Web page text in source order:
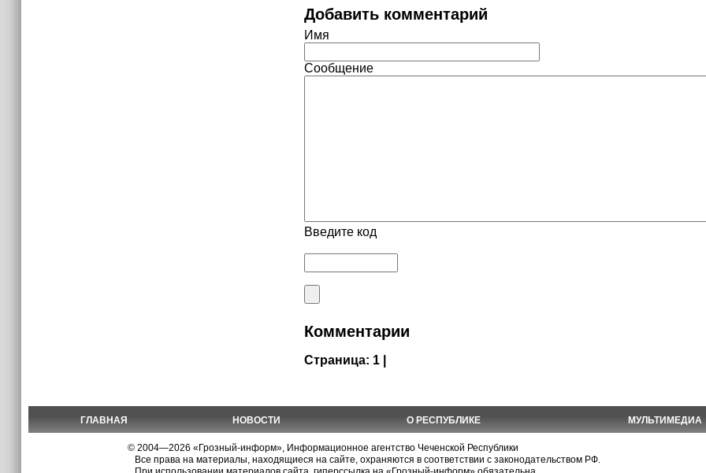
Добавить комментарий
Имя
Сообщение
Введите код
Комментарии
Страница: 1 |
ГЛАВНАЯ НОВОСТИ О РЕСПУБЛИКЕ МУЛЬТИМЕДИА
© 2004—2026 «Грозный-информ», Информационное агентство Чеченской Республики
Все права на материалы, находящиеся на сайте, охраняются в соответствии с законодательством РФ.